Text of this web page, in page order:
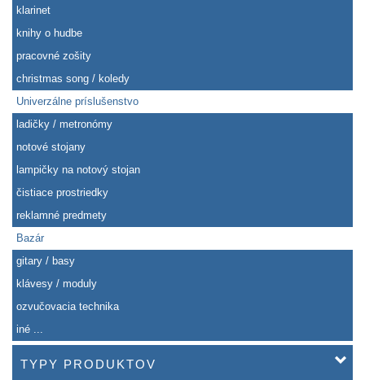
klarinet
knihy o hudbe
pracovné zošity
christmas song / koledy
Univerzálne príslušenstvo
ladičky / metronómy
notové stojany
lampičky na notový stojan
čistiace prostriedky
reklamné predmety
Bazár
gitary / basy
klávesy / moduly
ozvučovacia technika
iné ...
TYPY PRODUKTOV